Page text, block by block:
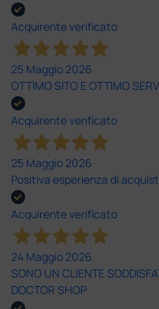
Acquirente verificato
25 Maggio 2026
OTTIMO SITO E OTTIMO
Acquirente verificato
25 Maggio 2026
Positiva esperienza di
Acquirente verificato
24 Maggio 2026
SONO UN CLIENTE
DOCTOR SHOP